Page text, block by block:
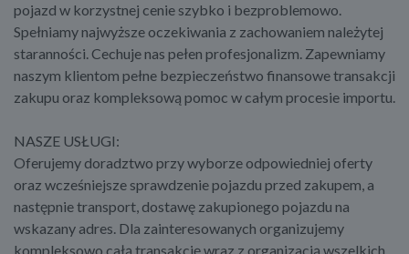
pojazd w korzystnej cenie szybko i bezproblemowo.
Spełniamy najwyższe oczekiwania z zachowaniem należytej
staranności. Cechuje nas pełen profesjonalizm. Zapewniamy
naszym klientom pełne bezpieczeństwo finansowe transakcji
zakupu oraz kompleksową pomoc w całym procesie importu.
NASZE USŁUGI:
Oferujemy doradztwo przy wyborze odpowiedniej oferty
oraz wcześniejsze sprawdzenie pojazdu przed zakupem, a
następnie transport, dostawę zakupionego pojazdu na
wskazany adres. Dla zainteresowanych organizujemy
kompleksowo całą transakcję wraz z organizacją wszelkich